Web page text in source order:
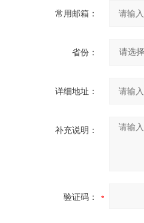
常用邮箱：
省份：
详细地址：
补充说明：
验证码：